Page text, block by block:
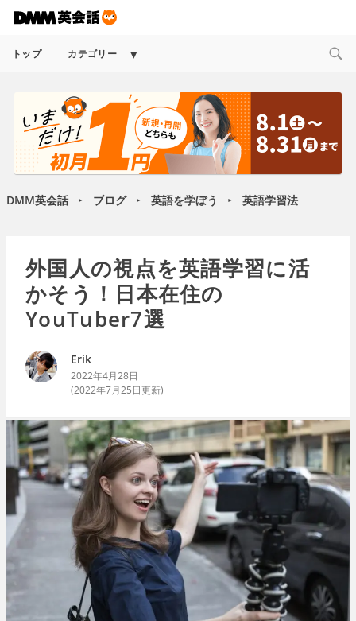
トップ カテゴリー
Expand
DMM英会話 ► ブログ ► 英語を学ぼう ► 英語学習法
外国人の視点を英語学習に活
かそう！日本在住の
YouTuber7選
Erik
2022年4月28日
(2022年7月25日更新)